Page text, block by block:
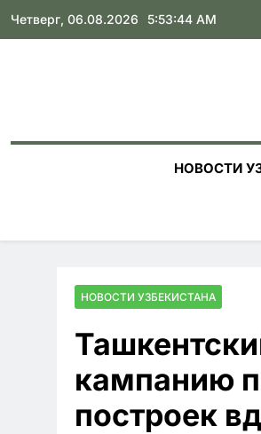
Skip
Четверг, 06.08.2026 5:53:45 AM
НОВОСТИ
НОВОСТИ УЗБЕКИСТАНА
кампанию
построек